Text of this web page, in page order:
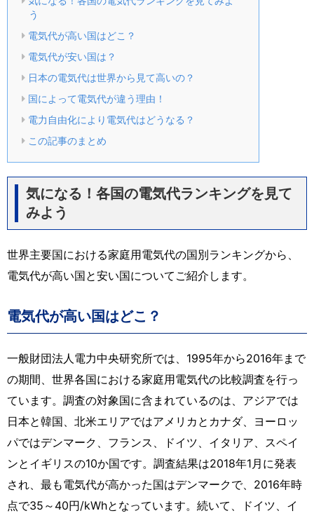
う
電気代が高い国はどこ？
電気代が安い国は？
日本の電気代は世界から見て高いの？
国によって電気代が違う理由！
電力自由化により電気代はどうなる？
この記事のまとめ
気になる！各国の電気代ランキングを見て
みよう
世界主要国における家庭用電気代の国別ランキングから、
電気代が高い国と安い国についてご紹介します。
電気代が高い国はどこ？
一般財団法人電力中央研究所では、1995年から2016年まで
の期間、世界各国における家庭用電気代の比較調査を行っ
ています。調査の対象国に含まれているのは、アジアでは
日本と韓国、北米エリアではアメリカとカナダ、ヨーロッ
パではデンマーク、フランス、ドイツ、イタリア、スペイ
ンとイギリスの10か国です。調査結果は2018年1月に発表
され、最も電気代が高かった国はデンマークで、2016年時
点で35～40円/kWhとなっています。続いて、ドイツ、イ